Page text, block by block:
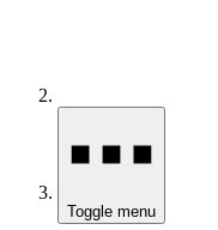
Toggle menu